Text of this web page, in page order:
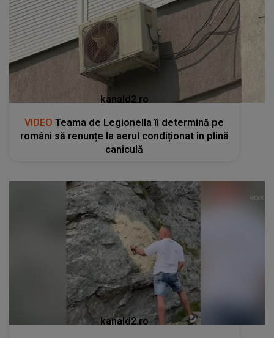
kanald2.ro
VIDEO Teama de Legionella îi determină pe
români să renunțe la aerul condiționat în plină
caniculă
kanald2.ro